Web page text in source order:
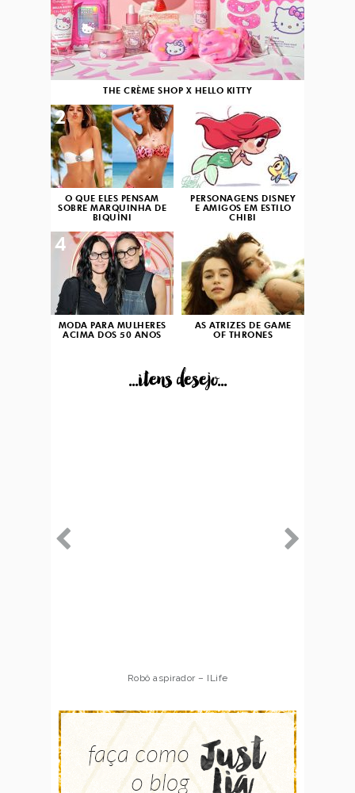
THE CRÈME SHOP X HELLO KITTY
O QUE ELES PENSAM
SOBRE MARQUINHA DE
BIQUÍNI
2
PERSONAGENS DISNEY
E AMIGOS EM ESTILO
CHIBI
3
MODA PARA MULHERES
ACIMA DOS 50 ANOS
4
AS ATRIZES DE GAME
OF THRONES
...itens desejo...
Robô aspirador – ILife